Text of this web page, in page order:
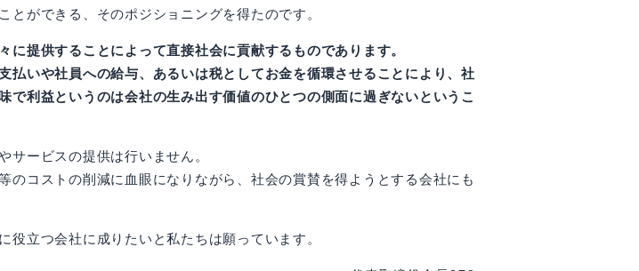
とができる、そのポジショニングを得たのです。
提供することによって直接社会に貢献するものであります。
払いや社員への給与、あるいは税としてお金を循環させることにより、社
利益というのは会社の生み出す価値のひとつの側面に過ぎないというこ
サービスの提供は行いません。
のコストの削減に血眼になりながら、社会の賞賛を得ようとする会社にも
立つ会社に成りたいと私たちは願っています。